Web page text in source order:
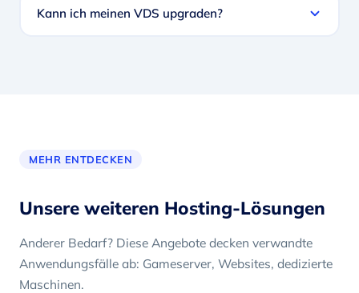
Kann ich meinen VDS upgraden?
MEHR ENTDECKEN
Unsere weiteren Hosting-Lösungen
Anderer Bedarf? Diese Angebote decken verwandte
Anwendungsfälle ab: Gameserver, Websites, dedizierte
Maschinen.